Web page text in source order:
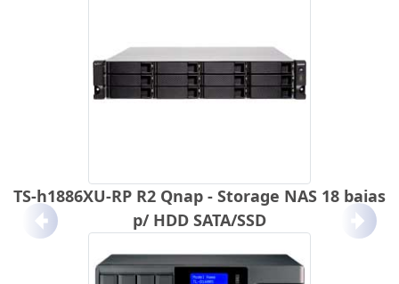
TS-h1886XU-RP R2 Qnap - Storage NAS 18 baias
p/ HDD SATA/SSD
Anterior